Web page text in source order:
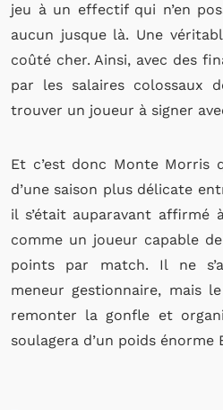
jeu à un effectif qui n’en
aucun jusque là. Une
coûté cher. Ainsi, avec des
par les salaires colossaux
trouver un joueur à signer
Et c’est donc Monte Morris
d’une saison plus délicate
il s’était auparavant affirmé
comme un joueur capable
points par match. Il ne
meneur gestionnaire, mais
remonter la gonfle et
soulagera d’un poids énorme